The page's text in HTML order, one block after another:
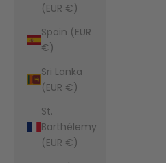
(EUR €)
Spain (EUR
€)
Sri Lanka
(EUR €)
St.
Barthélemy
(EUR €)